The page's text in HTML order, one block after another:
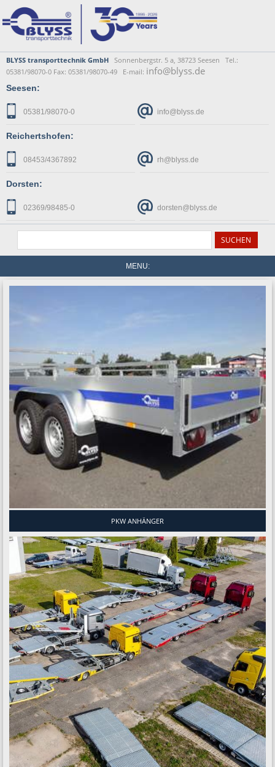
BLYSS transporttechnik GmbH Sonnenbergstr. 5 a, 38723 Seesen Tel.:
05381/98070-0 Fax: 05381/98070-49 E-mail: info@blyss.de
Seesen:
05381/98070-0 info@blyss.de
Reichertshofen:
08453/4367892 rh@blyss.de
Dorsten:
02369/98485-0 dorsten@blyss.de
MENU:
PKW ANHÄNGER